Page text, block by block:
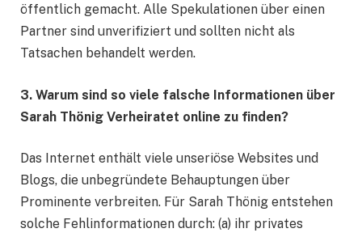
öffentlich gemacht. Alle Spekulationen über einen
Partner sind unverifiziert und sollten nicht als
Tatsachen behandelt werden.
3. Warum sind so viele falsche Informationen über
Sarah Thönig Verheiratet online zu finden?
Das Internet enthält viele unseriöse Websites und
Blogs, die unbegründete Behauptungen über
Prominente verbreiten. Für Sarah Thönig entstehen
solche Fehlinformationen durch: (a) ihr privates